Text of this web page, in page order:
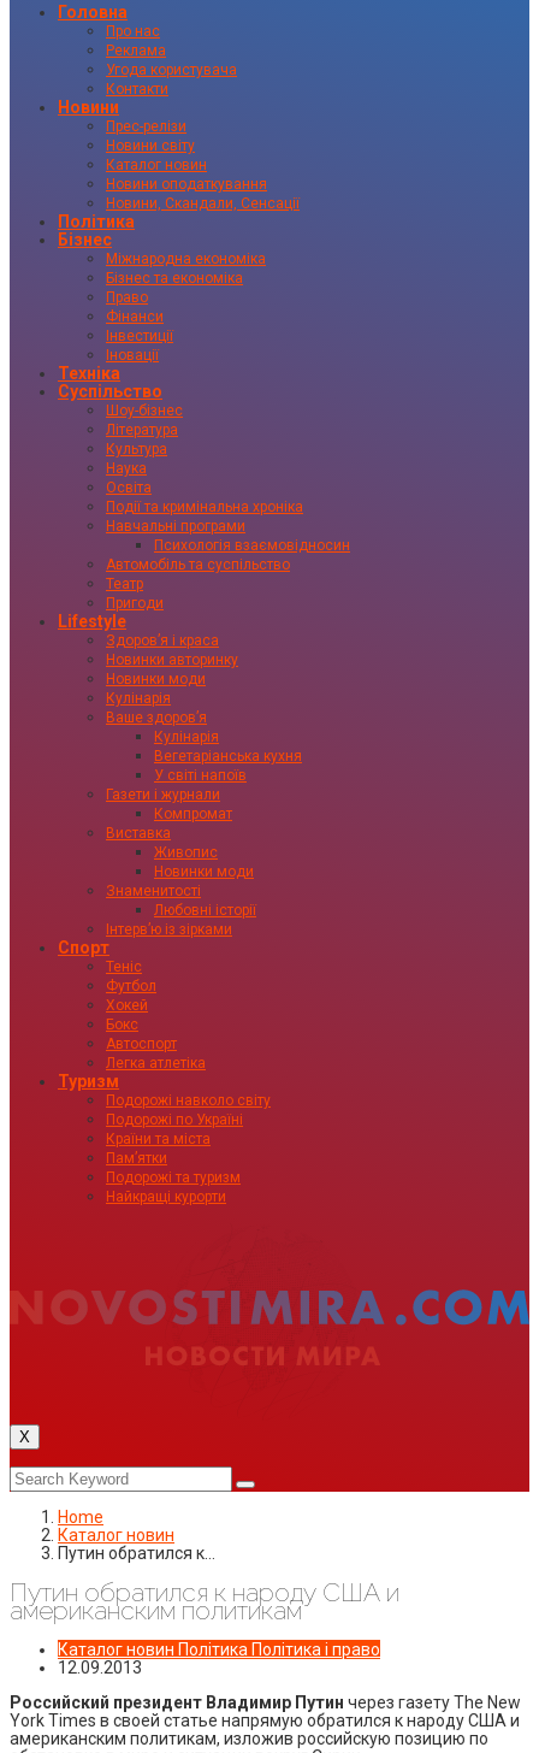
Головна
Про нас
Реклама
Угода користувача
Контакти
Новини
Прес-релізи
Новини світу
Каталог новин
Новини оподаткування
Новини, Скандали, Сенсації
Політика
Бізнес
Міжнародна економіка
Бізнес та економіка
Право
Фінанси
Інвестиції
Іновації
Техніка
Суспільство
Шоу-бізнес
Література
Культура
Наука
Освіта
Події та кримінальна хроніка
Навчальні програми
Психологія взаємовідносин
Автомобіль та суспільство
Театр
Пригоди
Lifestyle
Здоровʼя і краса
Новинки авторинку
Новинки моди
Кулінарія
Ваше здоровʼя
Кулінарія
Вегетаріанська кухня
У світі напоїв
Газети і журнали
Компромат
Виставка
Живопис
Новинки моди
Знаменитості
Любовні історії
Інтервʼю із зірками
Спорт
Теніс
Футбол
Хокей
Бокс
Автоспорт
Легка атлетіка
Туризм
Подорожі навколо світу
Подорожі по Україні
Країни та міста
Пам’ятки
Подорожі та туризм
Найкращі курорти
X
Home
Каталог новин
Путин обратился к…
Путин обратился к народу США и
американским политикам
Каталог новин Політика Політика і право
12.09.2013
Российский президент Владимир Путин через газету The New
York Times в своей статье напрямую обратился к народу США и
американским политикам, изложив российскую позицию по